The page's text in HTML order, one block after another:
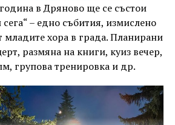
в Дряново ще се състои
– едно събития, измислено
младите хора в града. Планирани
размяна на книги, куиз вечер,
групова тренировка и др.